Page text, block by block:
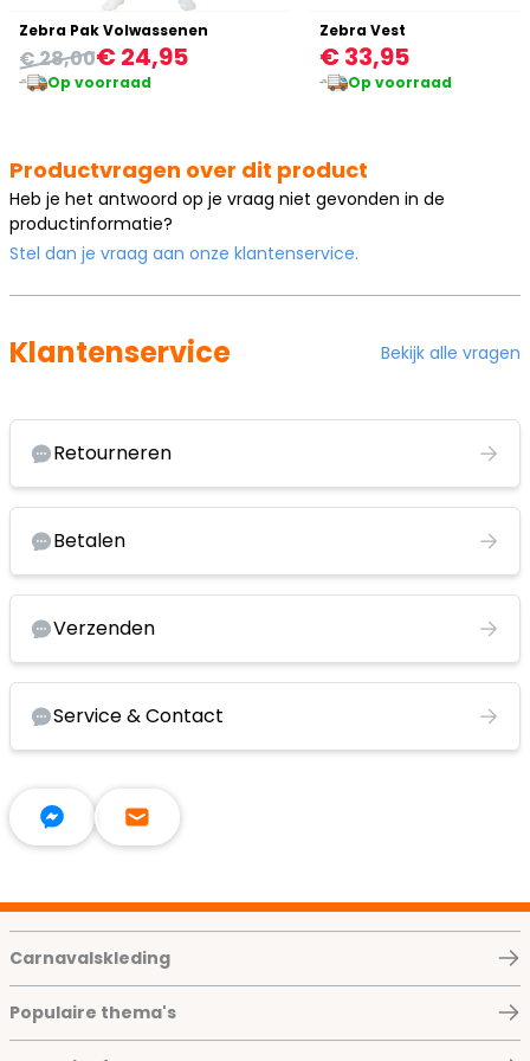
Zebra Pak Volwassenen
€ 24,95
€ 28,00
Op voorraad
Zebra Vest
€ 33,95
Op voorraad
Productvragen over dit product
Heb je het antwoord op je vraag niet gevonden in de
productinformatie?
Stel dan je vraag aan onze klantenservice.
Klantenservice Bekijk alle vragen
Retourneren
Betalen
Verzenden
Service & Contact
Carnavalskleding
Populaire thema's